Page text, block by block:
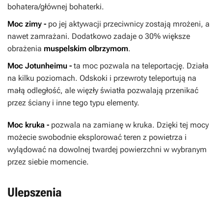
bohatera/głównej bohaterki.
Moc zimy - po jej aktywacji przeciwnicy zostają mrożeni, a
nawet zamrażani. Dodatkowo zadaje o 30% większe
obrażenia muspelskim olbrzymom.
Moc Jotunheimu - ta moc pozwala na teleportację. Działa
na kilku poziomach. Odskoki i przewroty teleportują na
małą odległość, ale więzły światła pozwalają przenikać
przez ściany i inne tego typu elementy.
Moc kruka - pozwala na zamianę w kruka. Dzięki tej mocy
możecie swobodnie eksplorować teren z powietrza i
wylądować na dowolnej twardej powierzchni w wybranym
przez siebie momencie.
Ulepszenia